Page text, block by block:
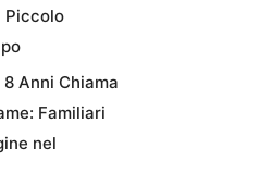
Piccolo
Anni Chiama
Familiari
nel